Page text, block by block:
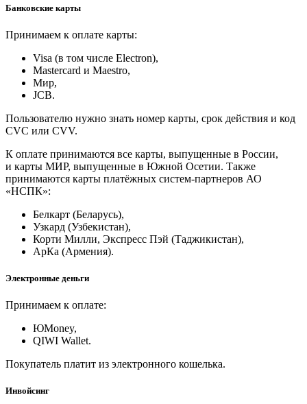
Банковские карты
Принимаем к оплате карты:
Visa (в том числе Electron),
Masterсard и Maestro,
Мир,
JCB.
Пользователю нужно знать номер карты, срок действия и код
CVC или CVV.
К оплате принимаются все карты, выпущенные в России,
и карты МИР, выпущенные в Южной Осетии. Также
принимаются карты платёжных систем-партнеров АО
«НСПК»:
Белкарт (Беларусь),
Узкард (Узбекистан),
Корти Милли, Экспресс Пэй (Таджикистан),
АрКа (Армения).
Электронные деньги
Принимаем к оплате:
ЮMoney,
QIWI Wallet.
Покупатель платит из электронного кошелька.
Инвойсинг